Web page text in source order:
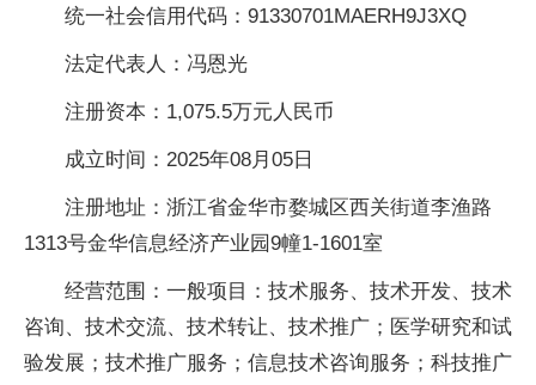
统一社会信用代码：91330701MAERH9J3XQ
法定代表人：冯恩光
注册资本：1,075.5万元人民币
成立时间：2025年08月05日
注册地址：浙江省金华市婺城区西关街道李渔路
1313号金华信息经济产业园9幢1-1601室
经营范围：一般项目：技术服务、技术开发、技术
咨询、技术交流、技术转让、技术推广；医学研究和试
验发展；技术推广服务；信息技术咨询服务；科技推广